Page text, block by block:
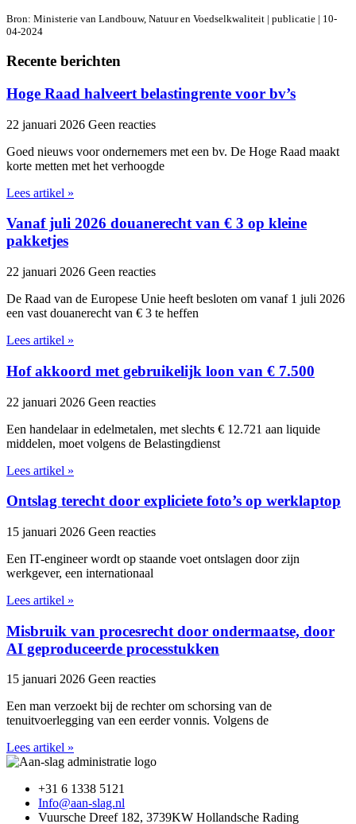
Bron: Ministerie van Landbouw, Natuur en Voedselkwaliteit | publicatie | 10-
04-2024
Recente berichten
Hoge Raad halveert belastingrente voor bv’s
22 januari 2026 Geen reacties
Goed nieuws voor ondernemers met een bv. De Hoge Raad maakt
korte metten met het verhoogde
Lees artikel »
Vanaf juli 2026 douanerecht van € 3 op kleine
pakketjes
22 januari 2026 Geen reacties
De Raad van de Europese Unie heeft besloten om vanaf 1 juli 2026
een vast douanerecht van € 3 te heffen
Lees artikel »
Hof akkoord met gebruikelijk loon van € 7.500
22 januari 2026 Geen reacties
Een handelaar in edelmetalen, met slechts € 12.721 aan liquide
middelen, moet volgens de Belastingdienst
Lees artikel »
Ontslag terecht door expliciete foto’s op werklaptop
15 januari 2026 Geen reacties
Een IT-engineer wordt op staande voet ontslagen door zijn
werkgever, een internationaal
Lees artikel »
Misbruik van procesrecht door ondermaatse, door
AI geproduceerde processtukken
15 januari 2026 Geen reacties
Een man verzoekt bij de rechter om schorsing van de
tenuitvoerlegging van een eerder vonnis. Volgens de
Lees artikel »
+31 6 1338 5121
Info@aan-slag.nl
Vuursche Dreef 182, 3739KW Hollandsche Rading